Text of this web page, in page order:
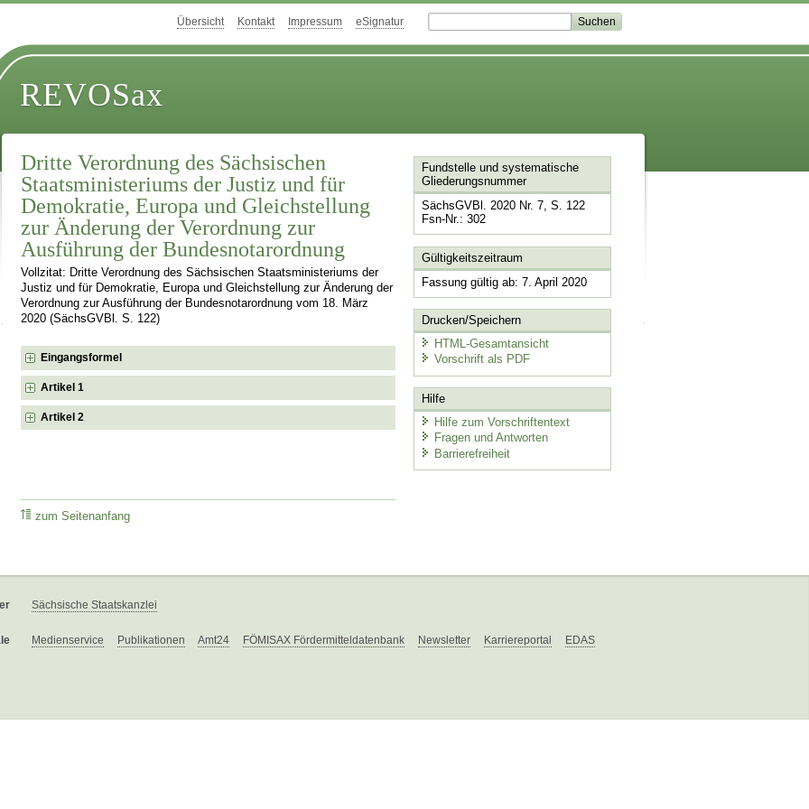
Übersicht Kontakt Impressum eSignatur
REVOSax
Dritte Verordnung des Sächsischen
Staatsministeriums der Justiz und für
Demokratie, Europa und Gleichstellung
zur Änderung der Verordnung zur
Ausführung der Bundesnotarordnung
Vollzitat: Dritte Verordnung des Sächsischen Staatsministeriums der
Justiz und für Demokratie, Europa und Gleichstellung zur Änderung der
Verordnung zur Ausführung der Bundesnotarordnung vom 18. März
2020 (SächsGVBl. S. 122)
Eingangsformel
Artikel 1
Artikel 2
zum Seitenanfang
Fundstelle und systematische
Gliederungsnummer
SächsGVBl. 2020 Nr. 7, S. 122
Fsn-Nr.: 302
Gültigkeitszeitraum
Fassung gültig ab: 7. April 2020
Drucken/Speichern
HTML-Gesamtansicht
Vorschrift als PDF
Hilfe
Hilfe zum Vorschriftentext
Fragen und Antworten
Barrierefreiheit
Sächsische Staatskanzlei
Medienservice Publikationen Amt24 FÖMISAX Fördermitteldatenbank Newsletter Karriereportal EDAS